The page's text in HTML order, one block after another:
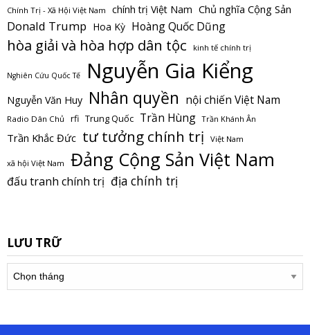
Chính Trị - Xã Hội Việt Nam chính trị Việt Nam Chủ nghĩa Cộng Sản
Donald Trump Hoa Kỳ Hoàng Quốc Dũng
hòa giải và hòa hợp dân tộc kinh tế chính trị
Nghiên Cứu Quốc Tế Nguyễn Gia Kiểng
Nguyễn Văn Huy Nhân quyền nội chiến Việt Nam
Radio Dân Chủ rfi Trung Quốc Trần Hùng Trần Khánh Ân
Trần Khắc Đức tư tưởng chính trị Việt Nam
xã hội Việt Nam Đảng Cộng Sản Việt Nam
đấu tranh chính trị địa chính trị
LƯU TRỮ
Lưu
trữ